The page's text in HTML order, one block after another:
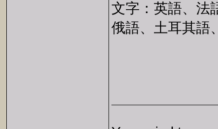
文字：英語、法
俄語、土耳其語